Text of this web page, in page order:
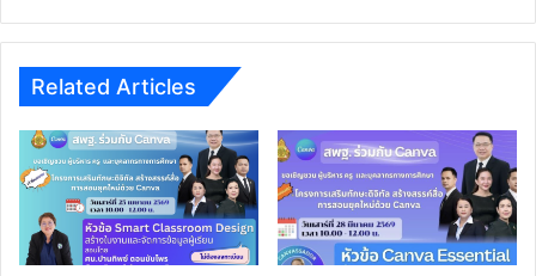
Depa
DTAC
ผอ/
รอง
ผอ./
ผอ.สพท.
และ
ศน.
Related Articles